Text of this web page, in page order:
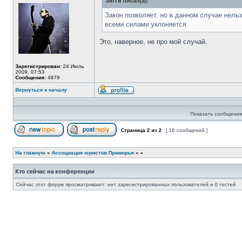
Зарегистрирован: 24 Июль
2009, 07:53
Сообщения: 4879
Закон позволяет, но в данном случае
всеми силами уклоняется.
Это, наверное, не про мой случай.
Вернуться к началу
Профиль
Показать
Страница 2 из 2 [ 16 сообщений ]
На главную » Ассоциация юристов Приморья » »
Кто сейчас на конференции
Сейчас этот форум просматривают: нет зарегистрированных пользователей и 0 гостей